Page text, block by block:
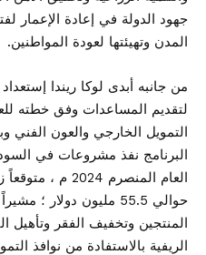
جهود الدولة في إعادة الإعمار
المدن وتهيئتها لعودة المواطنين.
من جانبه أبدى لوكا ريندا
لتقديم المساعدات وفق خطته
التمويل الخارجي والعون الفني
العام المنصرم
حوالي 55.5 مليون دولار
المنتجين وتخفيف الفقر وتأهيل
الريفية بالاستفادة من نوافذ